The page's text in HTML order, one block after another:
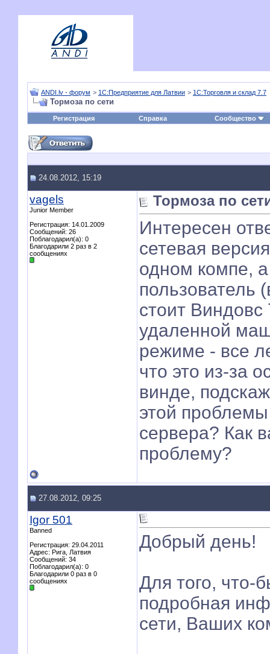
ANDI.lv - форум > 1С:Предприятие для Латвии > 1С:Торговля и склад 7.7
Тормоза по сети
Регистрация Справка Сообщество
24.08.2012, 15:19
vagels
Junior Member
Регистрация: 14.01.2009
Сообщений: 26
Поблагодарил(а): 0
Благодарили 2 раз в 2
сообщениях
Тормоза по
Интересен
сетевая
одном компе,
пользователь
стоит Виндовс
удаленной
режиме - все
что это из-за
винде,
этой проблемы
сервера? Как
проблему?
27.08.2012, 09:25
Igor 501
Banned
Регистрация: 29.04.2011
Адрес: Рига, Латвия
Сообщений: 34
Поблагодарил(а): 0
Благодарили 0 раз в 0
сообщениях
Добрый день!
Для того, что-
подробная
сети, Ваших